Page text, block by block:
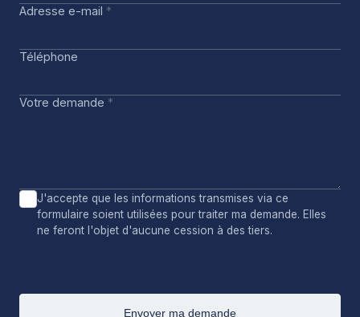
Adresse e-mail *
Téléphone
Votre demande *
J'accepte que les informations transmises via ce
formulaire soient utilisées pour traiter ma demande. Elles
ne feront l'objet d'aucune cession à des tiers.
Envoyer ma demande